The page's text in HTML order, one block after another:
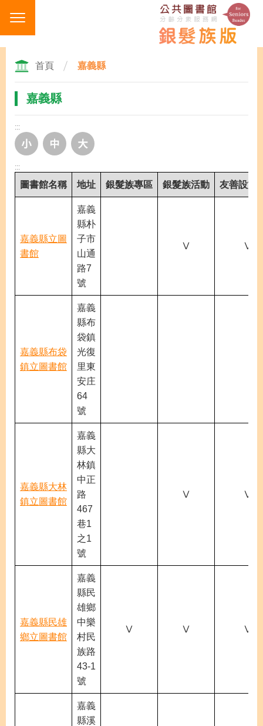
主
要
首頁 嘉義縣
嘉義縣
:::
:::
圖書館名稱 地址 銀髮族專區 銀髮族活動 友善設施
嘉義縣立圖
書館
嘉義
縣朴
子市
山通
路7
號
Ⅴ Ⅴ
嘉義縣布袋
鎮立圖書館
嘉義
縣布
袋鎮
光復
里東
安庄
64
號
嘉義縣大林
鎮立圖書館
嘉義
縣大
林鎮
中正
路
467
巷1
之1
號
Ⅴ Ⅴ
嘉義縣民雄
鄉立圖書館
嘉義
縣民
雄鄉
中樂
村民
族路
43-1
號
Ⅴ Ⅴ Ⅴ
嘉義
縣溪